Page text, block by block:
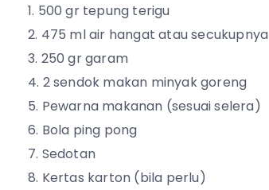
500 gr tepung terigu
475 ml air hangat atau secukupnya
250 gr garam
2 sendok makan minyak goreng
Pewarna makanan (sesuai selera)
Bola ping pong
Sedotan
Kertas karton (bila perlu)